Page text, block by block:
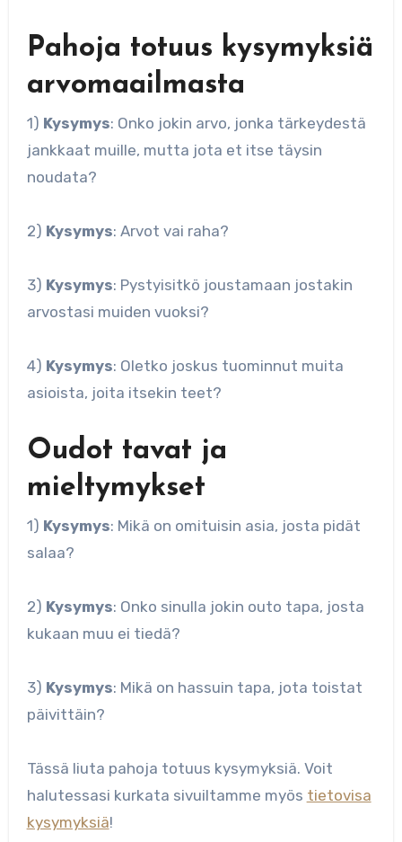
Pahoja totuus kysymyksiä
arvomaailmasta
1) Kysymys: Onko jokin arvo, jonka tärkeydestä
jankkaat muille, mutta jota et itse täysin
noudata?
2) Kysymys: Arvot vai raha?
3) Kysymys: Pystyisitkö joustamaan jostakin
arvostasi muiden vuoksi?
4) Kysymys: Oletko joskus tuominnut muita
asioista, joita itsekin teet?
Oudot tavat ja
mieltymykset
1) Kysymys: Mikä on omituisin asia, josta pidät
salaa?
2) Kysymys: Onko sinulla jokin outo tapa, josta
kukaan muu ei tiedä?
3) Kysymys: Mikä on hassuin tapa, jota toistat
päivittäin?
Tässä liuta pahoja totuus kysymyksiä. Voit
halutessasi kurkata sivuiltamme myös tietovisa
kysymyksiä!